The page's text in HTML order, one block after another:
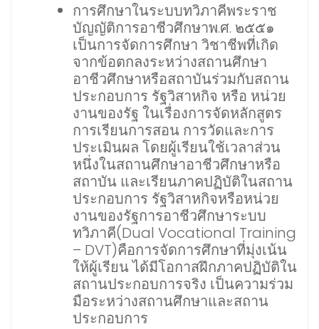
การศึกษาในระบบทวิภาคีพระราช
บัญญัติการอาชีวศึกษาพ.ศ. ๒๕๕๑
เป็นการจัดการศึกษา วิชาชีพที่เกิด
จากข้อตกลงระหว่างสถานศึกษา
อาชีวศึกษาหรือสถาบันร่วมกับสถาน
ประกอบการ รัฐวิสาหกิจ หรือ หน่วย
งานของรัฐ ในเรื่องการจัดหลักสูตร
การเรียนการสอน การวัดและการ
ประเมินผล โดยผู้เรียนใช้เวลาส่วน
หนึ่งในสถานศึกษาอาชีวศึกษาหรือ
สถาบัน และเรียนภาคปฏิบัติในสถาน
ประกอบการ รัฐวิสาหกิจหรือหน่วย
งานของรัฐการอาชีวศึกษาระบบ
ทวิภาคี(Dual Vocational Training
– DVT)คือการจัดการศึกษาที่มุ่งเน้น
ให้ผู้เรียน ได้มีโอกาสฝึกภาคปฏิบัติใน
สถานประกอบการจริง เป็นความร่วม
มือระหว่างสถานศึกษาและสถาน
ประกอบการ